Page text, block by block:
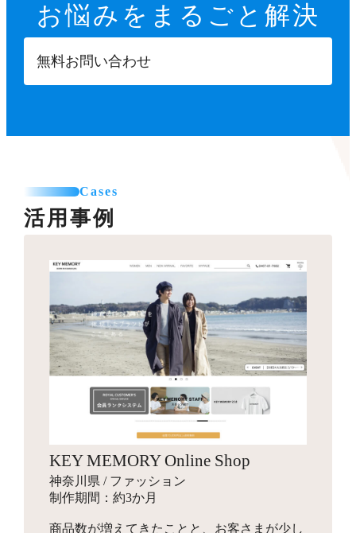
サムネイル・スライダー作成
商品ページへ誘導するサムネイルや、商品ページ内に掲
て利用可能なパーツを制作します。
バナー作成
るための画像を制作します。
ロゴ作成
お見積り
会社名やサービス、商品に使用するロゴマークをデザイ
10,000円～
検索エンジン対策ワード入力
Search Consoleの設定
【設定項目】
特定商取引法に基づく表示設定
配送方法入力
カテゴリー登録
お見積り
他カートサービスからの引っ越しを代行します。
独自ドメイン設定
16,500円～
ご希望のドメインに設定します。
お見積り
新規商品登録、引っ越しでの登録など、ご状況に合わせ
た商品設定代行を行います。
各8,000円～
ご要望に合わせて、部分的なデザインカスタマイズを行
※画像などの素材はオーナーさまにご用意いただきます
SNSエリア設置
送料一覧表テーブル作成
バナー作成・設置
GTMタグ設定代行
Googleタグマネージャーのタグの設計や設置を行いま
す。
撮影代行
お見積り
プロのカメラマンが、商品・モデル・イメージ撮影を行
います。動画撮影にも対応可能です。指定のスタジオへ
す。
インフルエンサーギフティング
88,000円～
ショップの商品をインフルエンサーがSNSでPR投稿する
手配を行い、幅広いインプレッションの獲得を目指しま
パッケージデザイン
お見積り
商品のパッケージやロゴ画像、ブランディングデザイン
を行います。
お悩みを まるごと解決
無料お問い合わせ
Cases
活用事例
KEY MEMORY Online Shop
神奈川県 / ファッション
制作期間：約3か月
商品数が増えてきたことと、お客さまが少し